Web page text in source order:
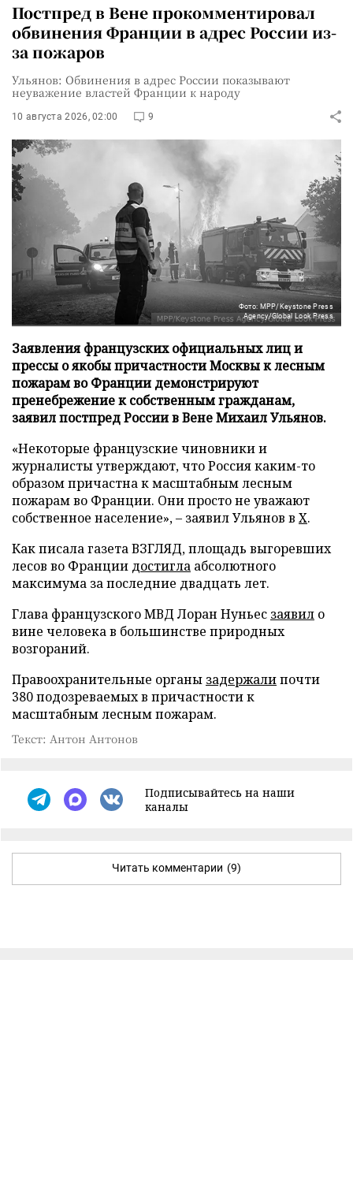
Постпред в Вене прокомментировал
обвинения Франции в адрес России из-
за пожаров
Ульянов: Обвинения в адрес России показывают
неуважение властей Франции к народу
10 августа 2026, 02:00 9
Фото: MPP/Keystone Press
Agency/Global Look Press
Заявления французских официальных лиц и
прессы о якобы причастности Москвы к лесным
пожарам во Франции демонстрируют
пренебрежение к собственным гражданам,
заявил постпред России в Вене Михаил Ульянов.
«Некоторые французские чиновники и
журналисты утверждают, что Россия каким-то
образом причастна к масштабным лесным
пожарам во Франции. Они просто не уважают
собственное население», – заявил Ульянов в X.
Как писала газета ВЗГЛЯД, площадь выгоревших
лесов во Франции достигла абсолютного
максимума за последние двадцать лет.
Глава французского МВД Лоран Нуньес заявил о
вине человека в большинстве природных
возгораний.
Правоохранительные органы задержалипочти
380 подозреваемых в причастности к
масштабным лесным пожарам.
Текст: Антон Антонов
Подписывайтесь на наши
каналы
Читать комментарии (9)